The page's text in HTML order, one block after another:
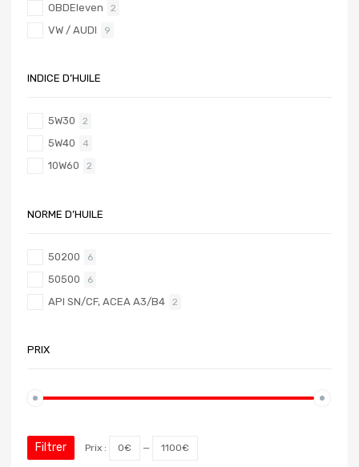
OBDEleven 2
VW / AUDI 9
INDICE D’HUILE
5W30 2
5W40 4
10W60 2
NORME D’HUILE
50200 6
50500 6
API SN/CF, ACEA A3/B4 2
PRIX
Filtrer Prix : 0€ — 1100€